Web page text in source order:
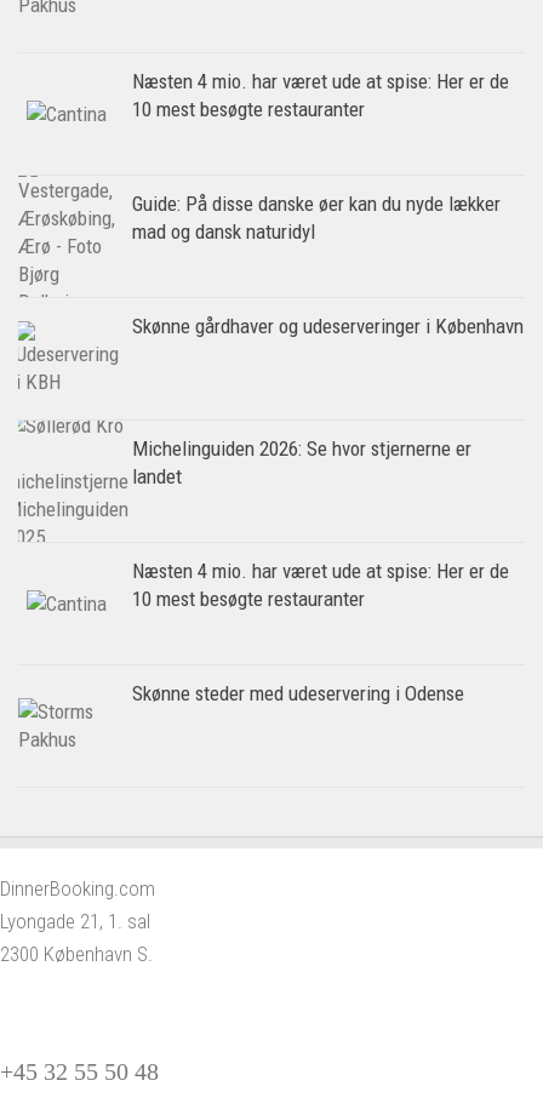
Næsten 4 mio. har været ude at spise: Her er de
10 mest besøgte restauranter
Guide: På disse danske øer kan du nyde lækker
mad og dansk naturidyl
Skønne gårdhaver og udeserveringer i København
Michelinguiden 2026: Se hvor stjernerne er
landet
Næsten 4 mio. har været ude at spise: Her er de
10 mest besøgte restauranter
Skønne steder med udeservering i Odense
DinnerBooking.com
Lyongade 21, 1. sal
2300 København S.
+45 32 55 50 48